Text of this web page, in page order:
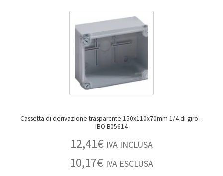
Cassetta di derivazione trasparente 150x110x70mm 1/4 di giro –
IBO B05614
12,41€ IVA INCLUSA
10,17€ IVA ESCLUSA